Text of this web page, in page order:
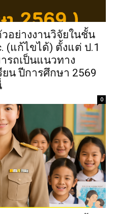
อย่างงานวิจัยในชั้น
(แก้ไขได้) ตั้งแต่ ป.1
รถเป็นแนวทาง
น ปีการศึกษา 2569
0